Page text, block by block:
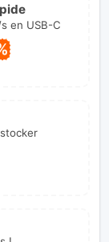
en USB-C